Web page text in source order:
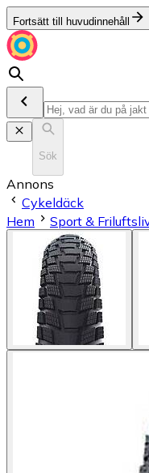
Fortsätt till huvudinnehåll
Sök
Annons
Cykeldäck
Hem
Sport &